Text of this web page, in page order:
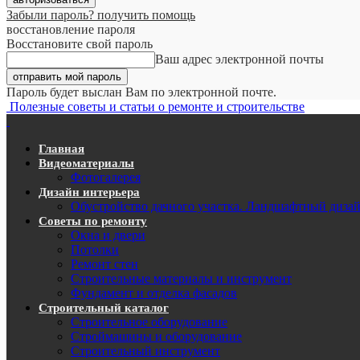
Забыли пароль? получить помощь
восстановление пароля
Восстановите свой пароль
Ваш адрес электронной почты
Пароль будет выслан Вам по электронной почте.
Полезные советы и статьи о ремонте и строительстве
Главная
Видеоматериалы
Фотогалерея
Дизайн интерьера
Обустройство дачного участка. Ландшафтный
Советы по ремонту
Окна и двери
Потолки
Ремонт стен
Строительные материалы и инструмент
Фундамент и отделка фасадов
Строительный каталог
Строительное оборудование
Строймашины и оборудование
Строительный инструмент